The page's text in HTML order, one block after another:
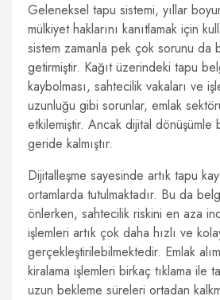
Geleneksel tapu sistemi, yıllar
mülkiyet haklarını kanıtlamak için
sistem zamanla pek çok sorunu da
getirmiştir. Kağıt üzerindeki tapu
kaybolması, sahtecilik vakaları ve
uzunluğu gibi sorunlar, emlak
etkilemiştir. Ancak dijital dönüşümle
geride kalmıştır.
Dijitalleşme sayesinde artık tapu
ortamlarda tutulmaktadır. Bu da
önlerken, sahtecilik riskini en aza
işlemleri artık çok daha hızlı ve
gerçekleştirilebilmektedir. Emlak
kiralama işlemleri birkaç tıklama ile
uzun bekleme süreleri ortadan